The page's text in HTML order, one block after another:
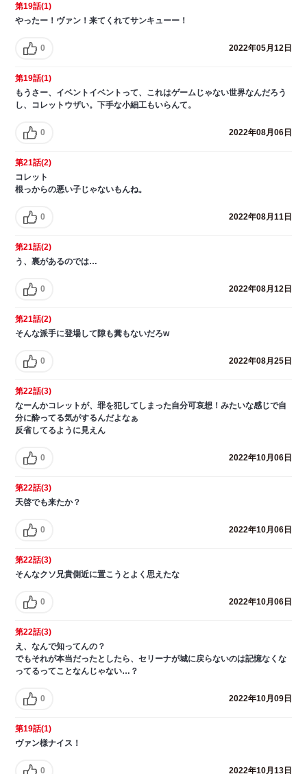
第19話(1)
やったー！ヴァン！来てくれてサンキューー！
0 2022年05月12日
第19話(1)
もうさー、イベントイベントって、これはゲームじゃない世界なんだろう
し、コレットウザい。下手な小細工もいらんて。
0 2022年08月06日
第21話(2)
コレット
根っからの悪い子じゃないもんね。
0 2022年08月11日
第21話(2)
う、裏があるのでは…
0 2022年08月12日
第21話(2)
そんな派手に登場して隙も糞もないだろw
0 2022年08月25日
第22話(3)
なーんかコレットが、罪を犯してしまった自分可哀想！みたいな感じで自
分に酔ってる気がするんだよなぁ
反省してるように見えん
0 2022年10月06日
第22話(3)
天啓でも来たか？
0 2022年10月06日
第22話(3)
そんなクソ兄貴側近に置こうとよく思えたな
0 2022年10月06日
第22話(3)
え、なんで知ってんの？
でもそれが本当だったとしたら、セリーナが城に戻らないのは記憶なくな
ってるってことなんじゃない…？
0 2022年10月09日
第19話(1)
ヴァン様ナイス！
0 2022年10月13日